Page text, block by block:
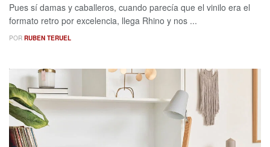
Pues sí damas y caballeros, cuando parecía que el vinilo era el
formato retro por excelencia, llega Rhino y nos ...
POR RUBEN TERUEL